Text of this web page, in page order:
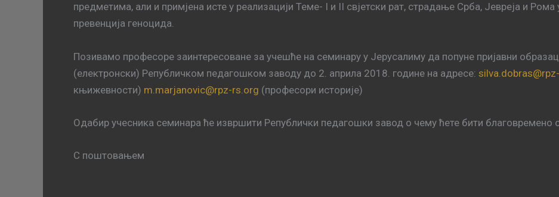
предметима, али и примјена исте у реализацији Теме- I и II свјетски рат, страдање Срба, Јевреја и
превенција геноцида.
Позивамо професоре заинтересоване за учешће на семинару у Јерусалиму да попуне пријавни
(електронски) Републичком педагошком заводу до 2. априла 2018. године на адресе:
књижевности) m.marjanovic@rpz-rs.org (професори историје)
Одабир учесника семинара ће извршити Републички педагошки завод о чему ћете бити благовремено
С поштовањем